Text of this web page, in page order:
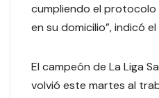
cumpliendo el
en su domicilio”, indicó
El campeón de La Liga
volvió este martes al